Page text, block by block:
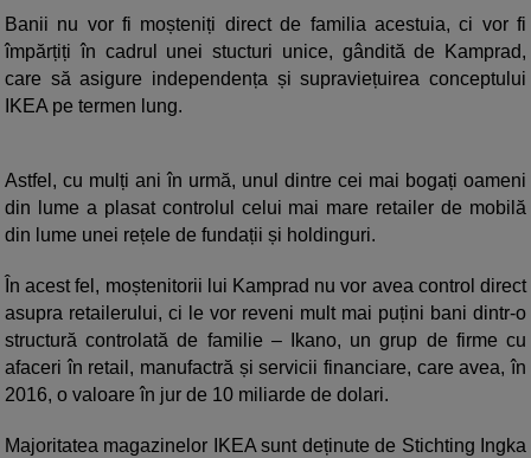
Banii nu vor fi moșteniți direct de familia acestuia, ci vor fi
împărțiți în cadrul unei stucturi unice, gândită de Kamprad,
care să asigure independența și supraviețuirea conceptului
IKEA pe termen lung.
Astfel, cu mulți ani în urmă, unul dintre cei mai bogați oameni
din lume a plasat controlul celui mai mare retailer de mobilă
din lume unei rețele de fundații și holdinguri.
În acest fel, moștenitorii lui Kamprad nu vor avea control direct
asupra retailerului, ci le vor reveni mult mai puțini bani dintr-o
structură controlată de familie – Ikano, un grup de firme cu
afaceri în retail, manufactră și servicii financiare, care avea, în
2016, o valoare în jur de 10 miliarde de dolari.
Majoritatea magazinelor IKEA sunt deținute de Stichting Ingka